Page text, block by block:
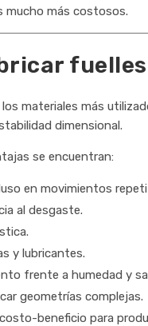
más costosos.
fuelles
los materiales más
dimensional.
se encuentran:
en movimientos
al desgaste.
y lubricantes.
frente a humedad y
geometrías complejas.
beneficio para